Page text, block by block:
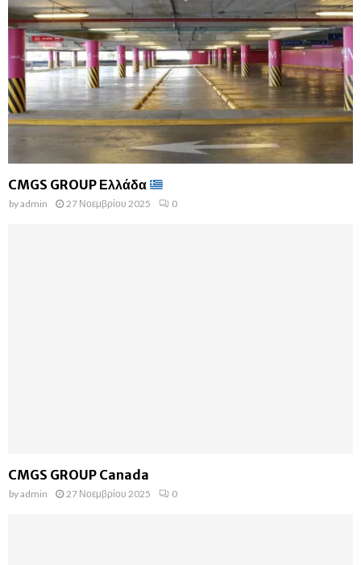
CMGS GROUP Ελλάδα
byadmin 27 Νοεμβρίου 2025 0
CMGS GROUP Canada
byadmin 27 Νοεμβρίου 2025 0